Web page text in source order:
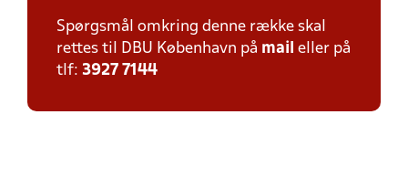
Spørgsmål omkring denne række skal
rettes til DBU København på mail eller på
tlf: 3927 7144